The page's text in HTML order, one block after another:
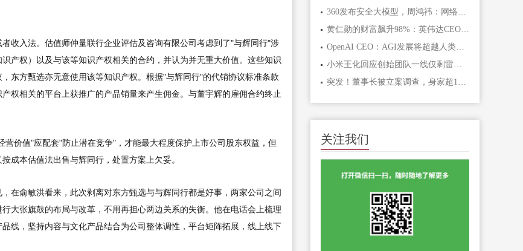
收入法。估值师仲量联行企业评估及咨询有限公司考虑到了"与辉同行"涉
产权）以及与该等知识产权相关的合约，并认为并无重大价值。这些知识
东方甄选亦无意使用该等知识产权。根据"与辉同行"的代销协议标准条款
权相关的平台上获推广的产品销量来产生佣金。与董宇辉的雇佣合约终止
价值"应配套"防止潜在竞争"，才能最大程度保护上市公司股东权益，但
成本估值法出售与辉同行，处置方案上欠妥。
在俞敏洪看来，此次剥离对东方甄选与与辉同行都是好事，两家公司之间
大张旗鼓的布局与改革，不用再担心两边关系的失衡。他在电话会上梳理
线，坚持内容与文化产品结合为公司整体调性，平台矩阵拓展，线上线下
360发布安全大模型，周鸿祎：网络安全行业争第一无意义
黄仁勋的财富飙升98%：英伟达CEO成全球科技富豪增长最快者
OpenAI CEO：AGI发展将超越人类专业水平
小米王化回应创始团队一线仅剩雷军：林斌、刘德仍在一线
突发！董事长被立案调查，身家超160亿
关注我们